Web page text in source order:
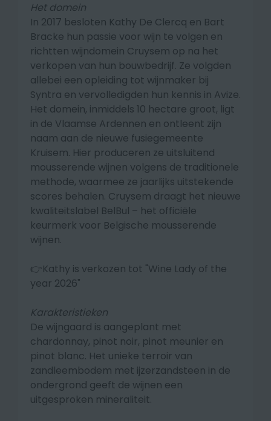
Het domein
In 2017 besloten Kathy De Clercq en Bart
Bracke hun passie voor wijn te volgen en
richtten wijndomein Cruysem op na het
verkopen van hun bouwbedrijf. Ze volgden
allebei een opleiding tot wijnmaker bij
Syntra en vervolledigden hun kennis in Avize.
Het domein, inmiddels 10 hectare groot, ligt
in de Vlaamse Ardennen en ontleent zijn
naam aan de nieuwe fusiegemeente
Kruisem. Hier produceren ze uitsluitend
mousserende wijnen volgens de traditionele
methode, waarmee ze jaarlijks uitstekende
scores behalen. Cruysem draagt het nieuwe
kwaliteitslabel BelBul – het officiële
keurmerk voor Belgische mousserende
wijnen.
👉Kathy is verkozen tot "Wine Lady of the
year 2026"
Karakteristieken
De wijngaard is aangeplant met
chardonnay, pinot noir, pinot meunier en
pinot blanc. Het unieke terroir van
zandleembodem met ijzerzandsteen in de
ondergrond geeft de wijnen een
uitgesproken mineraliteit.